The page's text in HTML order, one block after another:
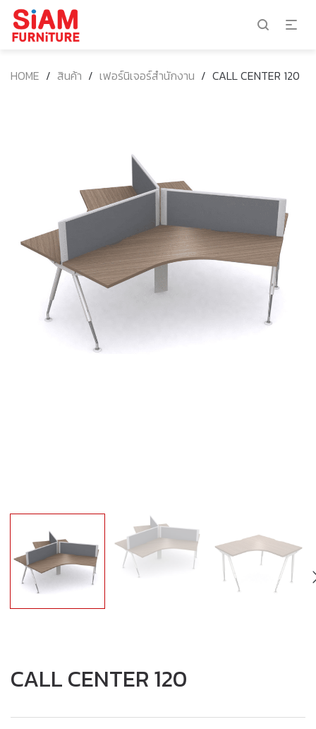
HOME / สินค้า / เฟอร์นิเจอร์สำนักงาน / CALL CENTER 120
CALL CENTER 120